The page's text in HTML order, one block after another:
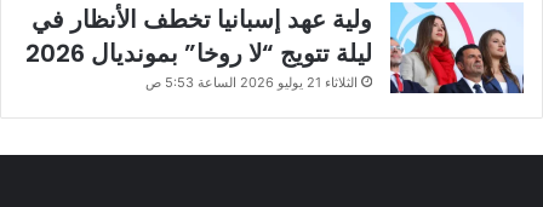
ولية عهد إسبانيا تخطف الأنظار في
ليلة تتويج “لا روخا” بمونديال 2026
الثلاثاء 21 يوليو 2026 الساعة 5:53 ص